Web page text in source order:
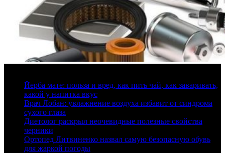
Йерба мате: польза и вред, как пить чай, как заваривать,
какой у напитка вкус
Врач Лобан: увлажнение воздуха избавит от синдрома
сухого глаза
Диетолог раскрыл неочевидные полезные свойства
черники
Ортопед Литвиненко назвал самую безопасную обувь
для жаркой погоды